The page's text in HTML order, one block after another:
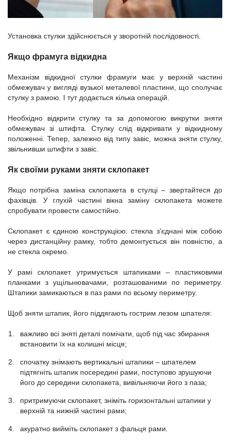
Установка стулки здійснюється у зворотній послідовності.
Якщо фрамуга відкидна
Механізм відкидної стулки фрамуги має у верхній частині
обмежувач у вигляді вузької металевої пластини, що сполучає
стулку з рамою. І тут додається кілька операцій.
Необхідно відкрити стулку та за допомогою викрутки зняти
обмежувач зі штифта. Стулку слід відкривати у відкидному
положенні. Тепер, залежно від типу завіс, можна зняти стулку,
звільнивши штифти з завіс.
Як своїми руками зняти склопакет
Якщо потрібна заміна склопакета в стулці – звертайтеся до
фахівців. У глухій частині вікна заміну склопакета можете
спробувати провести самостійно.
Склопакет є єдиною конструкцією: стекла з'єднані між собою
через дистанційну рамку, тобто демонтується він повністю, а
не стекла окремо.
У рамі склопакет утримується штапиками – пластиковими
планками з ущільнювачами, розташованими по периметру.
Штапики замикаються в паз рами по всьому периметру.
Щоб зняти штапик, його піддягають гострим лезом шпателя:
важливо всі зняті деталі помічати, щоб під час збирання
встановити їх на колишні місця;
спочатку знімають вертикальні штапики – шпателем
підтягніть штапик посередині рами, поступово зрушуючи
його до середини склопакета, вивільняючи його з паза;
притримуючи склопакет, зніміть горизонтальні штапики у
верхній та нижній частині рами;
акуратно вийміть склопакет з фальця рами.